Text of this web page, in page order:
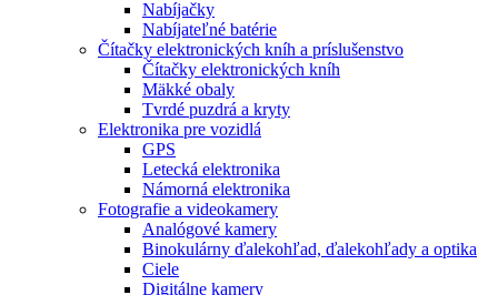
Nabíjačky
Nabíjateľné batérie
Čítačky elektronických kníh a príslušenstvo
Čítačky elektronických kníh
Mäkké obaly
Tvrdé puzdrá a kryty
Elektronika pre vozidlá
GPS
Letecká elektronika
Námorná elektronika
Fotografie a videokamery
Analógové kamery
Binokulárny ďalekohľad, ďalekohľady a optika
Ciele
Digitálne kamery